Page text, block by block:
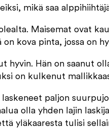
mikä saa
Maisemat ovat
kova pinta, jossa on
hyvin. Hän on saanut
on kulkenut
paljon
olla yhden lajin
yläkaaresta tulisi